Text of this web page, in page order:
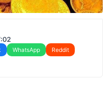
WhatsApp
Reddit